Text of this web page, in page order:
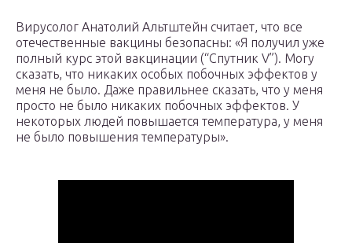
Вирусолог Анатолий Альтштейн считает, что все
отечественные вакцины безопасны: «Я получил уже
полный курс этой вакцинации (“Спутник V”). Могу
сказать, что никаких особых побочных эффектов у
меня не было. Даже правильнее сказать, что у меня
просто не было никаких побочных эффектов. У
некоторых людей повышается температура, у меня
не было повышения температуры».